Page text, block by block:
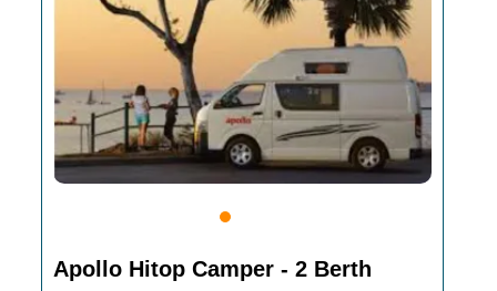
Apollo Hitop Camper - 2 Berth